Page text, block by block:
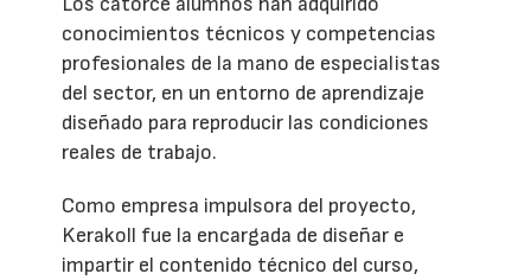
conocimientos técnicos y competencias
profesionales de la mano de especialistas
del sector, en un entorno de aprendizaje
diseñado para reproducir las condiciones
reales de trabajo.
Como empresa impulsora del proyecto,
Kerakoll fue la encargada de diseñar e
impartir el contenido técnico del curso,